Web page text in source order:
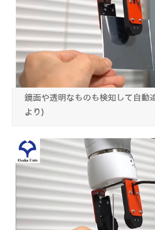
鏡面や透明なものも検知して自動
より)